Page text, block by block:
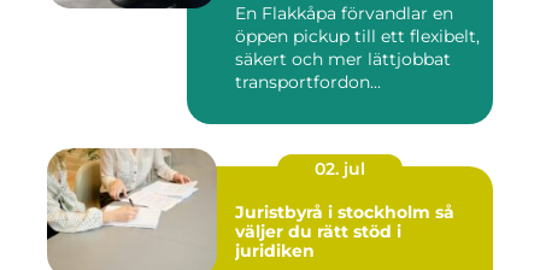
En Flakkåpa förvandlar en
öppen pickup till ett flexibelt,
säkert och mer lättjobbat
transportfordon...
02. jul
Juristbyrå i stockholm så
väljer du rätt stöd i
juridiken